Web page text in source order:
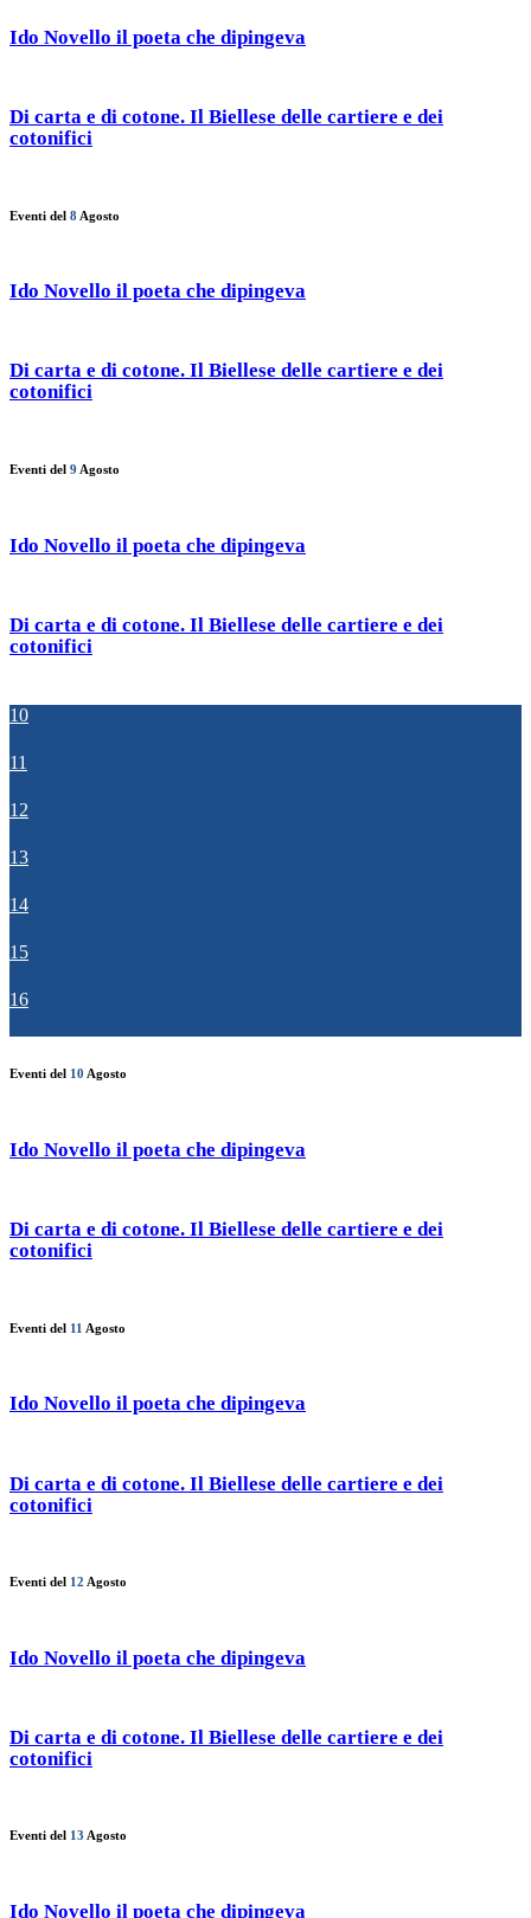
Ido Novello il poeta che dipingeva
Di carta e di cotone. Il Biellese delle cartiere e dei
cotonifici
Eventi del 8 Agosto
Ido Novello il poeta che dipingeva
Di carta e di cotone. Il Biellese delle cartiere e dei
cotonifici
Eventi del 9 Agosto
Ido Novello il poeta che dipingeva
Di carta e di cotone. Il Biellese delle cartiere e dei
cotonifici
10
11
12
13
14
15
16
Eventi del 10 Agosto
Ido Novello il poeta che dipingeva
Di carta e di cotone. Il Biellese delle cartiere e dei
cotonifici
Eventi del 11 Agosto
Ido Novello il poeta che dipingeva
Di carta e di cotone. Il Biellese delle cartiere e dei
cotonifici
Eventi del 12 Agosto
Ido Novello il poeta che dipingeva
Di carta e di cotone. Il Biellese delle cartiere e dei
cotonifici
Eventi del 13 Agosto
Ido Novello il poeta che dipingeva